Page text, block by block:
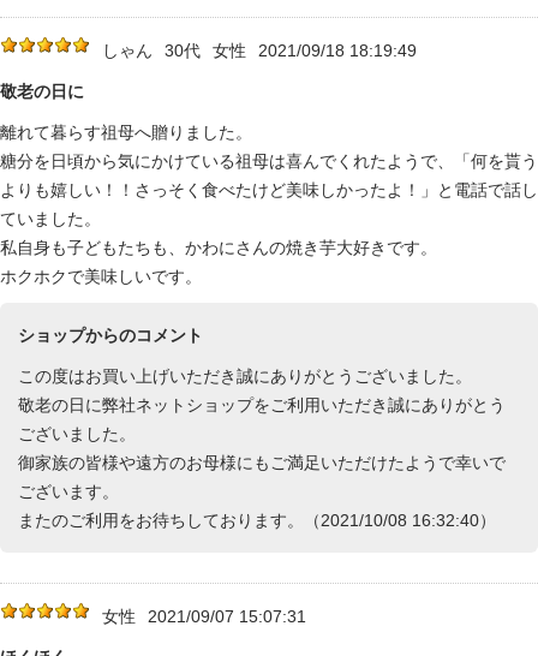
しゃん 30代 女性 2021/09/18 18:19:49
敬老の日に
離れて暮らす祖母へ贈りました。
糖分を日頃から気にかけている祖母は喜んでくれたようで、「何を貰う
よりも嬉しい！！さっそく食べたけど美味しかったよ！」と電話で話し
ていました。
私自身も子どもたちも、かわにさんの焼き芋大好きです。
ホクホクで美味しいです。
ショップからのコメント
この度はお買い上げいただき誠にありがとうございました。
敬老の日に弊社ネットショップをご利用いただき誠にありがとう
ございました。
御家族の皆様や遠方のお母様にもご満足いただけたようで幸いで
ございます。
またのご利用をお待ちしております。（2021/10/08 16:32:40）
女性 2021/09/07 15:07:31